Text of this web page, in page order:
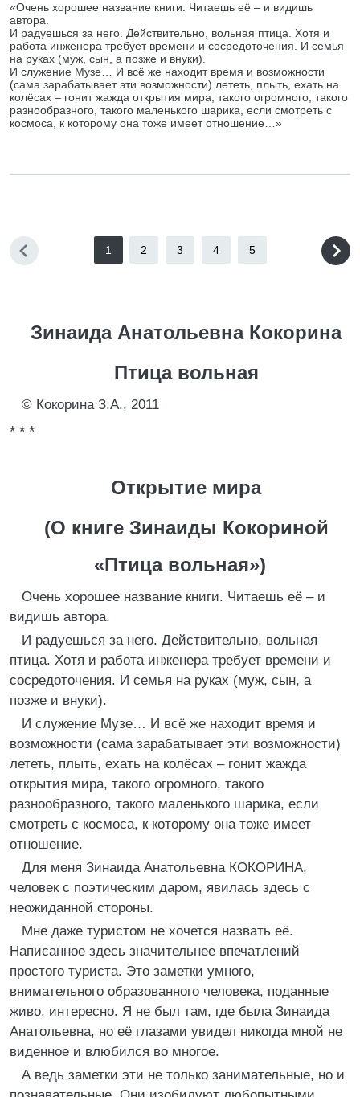
«Очень хорошее название книги. Читаешь её – и видишь
автора.
И радуешься за него. Действительно, вольная птица. Хотя и
работа инженера требует времени и сосредоточения. И семья
на руках (муж, сын, а позже и внуки).
И служение Музе… И всё же находит время и возможности
(сама зарабатывает эти возможности) лететь, плыть, ехать на
колёсах – гонит жажда открытия мира, такого огромного, такого
разнообразного, такого маленького шарика, если смотреть с
космоса, к которому она тоже имеет отношение…»
1 2 3 4 5
Зинаида Анатольевна Кокорина
Птица вольная
© Кокорина З.А., 2011
* * *
Открытие мира
(О книге Зинаиды Кокориной
«Птица вольная»)
Очень хорошее название книги. Читаешь её – и
видишь автора.
И радуешься за него. Действительно, вольная
птица. Хотя и работа инженера требует времени и
сосредоточения. И семья на руках (муж, сын, а
позже и внуки).
И служение Музе… И всё же находит время и
возможности (сама зарабатывает эти возможности)
лететь, плыть, ехать на колёсах – гонит жажда
открытия мира, такого огромного, такого
разнообразного, такого маленького шарика, если
смотреть с космоса, к которому она тоже имеет
отношение.
Для меня Зинаида Анатольевна КОКОРИНА,
человек с поэтическим даром, явилась здесь с
неожиданной стороны.
Мне даже туристом не хочется назвать её.
Написанное здесь значительнее впечатлений
простого туриста. Это заметки умного,
внимательного образованного человека, поданные
живо, интересно. Я не был там, где была Зинаида
Анатольевна, но её глазами увидел никогда мной не
виденное и влюбился во многое.
А ведь заметки эти не только занимательные, но и